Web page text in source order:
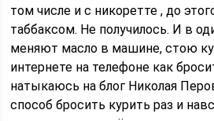
том числе и с никоретте , до
таббаксом. Не получилось. И в
меняют масло в машине, стою
интернете на телефоне как
натыкаюсь на блог Николая
способ бросить курить раз и